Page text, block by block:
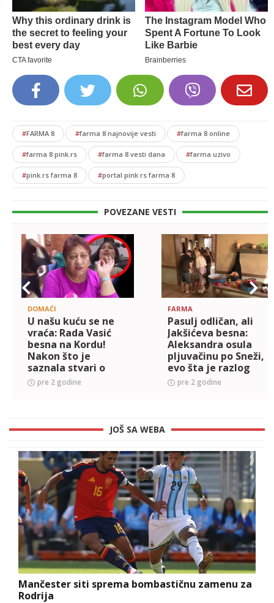
#FARMA 8 #farma 8 najnovije vesti #farma 8 online
#farma 8 pink.rs #farma 8 vesti dana #farma uzivo
#pink.rs farma 8 #portal pink rs farma 8
POVEZANE VESTI
DOMAĆI
U našu kuću se ne
vraća: Rada Vasić
besna na Kordu!
Nakon što je
saznala stvari o
njemu, donela
odluku
pre 2 godine
FARMA
Pasulj odličan, ali
Jakšićeva besna:
Aleksandra osula
pljuvačinu po Sneži,
evo šta je razlog
(VIDEO)
pre 2 godine
JOŠ SA WEBA
Mančester siti sprema bombastičnu zamenu za
Rodrija